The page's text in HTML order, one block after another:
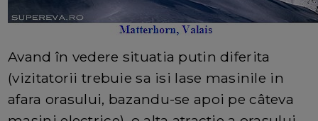
Avand în vedere situatia putin diferita
(vizitatorii trebuie sa isi lase masinile in
afara orasului, bazandu-se apoi pe câteva